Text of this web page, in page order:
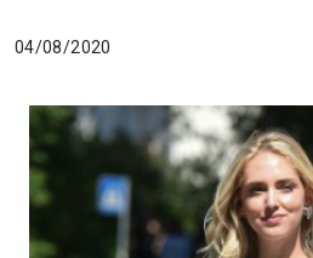
04/08/2020